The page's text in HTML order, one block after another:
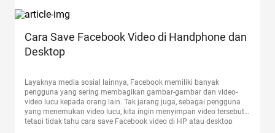
Cara Save Facebook Video di Handphone dan
Desktop
Layaknya media sosial lainnya, Facebook memiliki banyak
pengguna yang sering membagikan gambar-gambar dan video-
video lucu kepada orang lain. Tak jarang juga, sebagai pengguna
yang menemukan video lucu, kita ingin menyimpan video tersebut
tetapi tidak tahu cara save Facebook video di HP atau desktop